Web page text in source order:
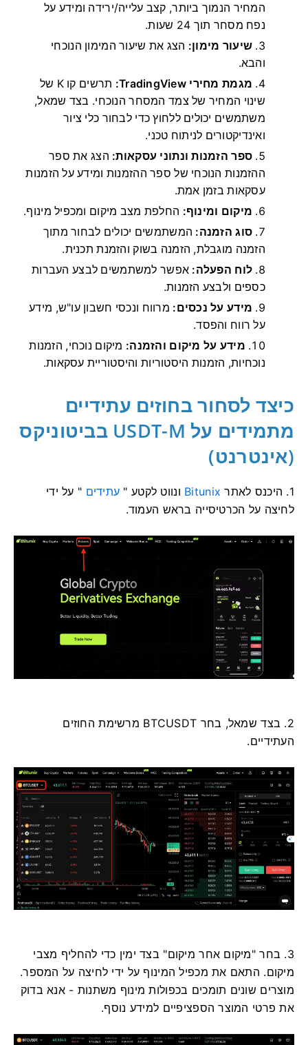
המחיר הנמוך ביותר, קצב עלייה/ירידה ומידע על
נפח מסחר תוך 24 שעות.
שיעור מימון: הצג את שיעור המימון הנוכחי
והבא.
מגמת מחירי TradingView:
תרשים קו K של
שינוי המחיר של צמד המסחר הנוכחי. בצד שמאל,
משתמשים יכולים ללחוץ כדי לבחור כלי ציור
ואינדיקטורים לניתוח טכני.
ספר הזמנות ונתוני עסקאות: הצג את ספר
ההזמנות הנוכחי של ספר ההזמנות ומידע על הזמנות
עסקאות בזמן אמת.
מיקום ומינוף: החלפת מצב מיקום ומכפיל מינוף.
סוג הזמנה: המשתמשים יכולים לבחור מתוך
הזמנה מוגבלת, הזמנה בשוק והזמנת תכנית.
לוח הפעלה: אפשר למשתמשים לבצע העברות
כספים ולבצע הזמנות.
מידע על נכסים: מרווח ונכסי חשבון עו"ש, מידע
על רווח והפסד.
מידע על מיקום והזמנה: מיקום נוכחי, הזמנות
נוכחיות, הזמנות היסטוריות והיסטוריית עסקאות.
כיצד לסחור בחוזים עתידיים
מתמידים על USDT-M בביטוניקס
(אינטרנט)
1. היכנס לאתר Bitunix ונווט לקטע " עתידים " על ידי
לחיצה על הכרטיסייה בראש העמוד.
2. בצד שמאל, בחר BTCUSDT מרשימת החוזים
העתידיים.
3. בחר "מיקום אחר מיקום" בצד ימין כדי להחליף מצבי
מיקום. התאם את מכפיל המינוף על ידי לחיצה על המספר.
מוצרים שונים תומכים בכפולות מינוף משתנות - אנא בדוק
את פרטי המוצר הספציפיים למידע נוסף.